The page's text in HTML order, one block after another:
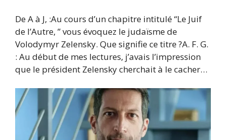
De A à J, :Au cours d’un chapitre intitulé “Le Juif
de l’Autre, ” vous évoquez le judaïsme de
Volodymyr Zelensky. Que signifie ce titre ?A. F. G.
: Au début de mes lectures, j’avais l’impression
que le président Zelensky cherchait à le cacher…